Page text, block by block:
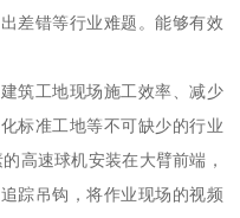
差错等行业难题。能够有效
筑工地现场施工效率、减少
标准工地等不可缺少的行业
高速球机安装在大臂前端，
踪吊钩，将作业现场的视频